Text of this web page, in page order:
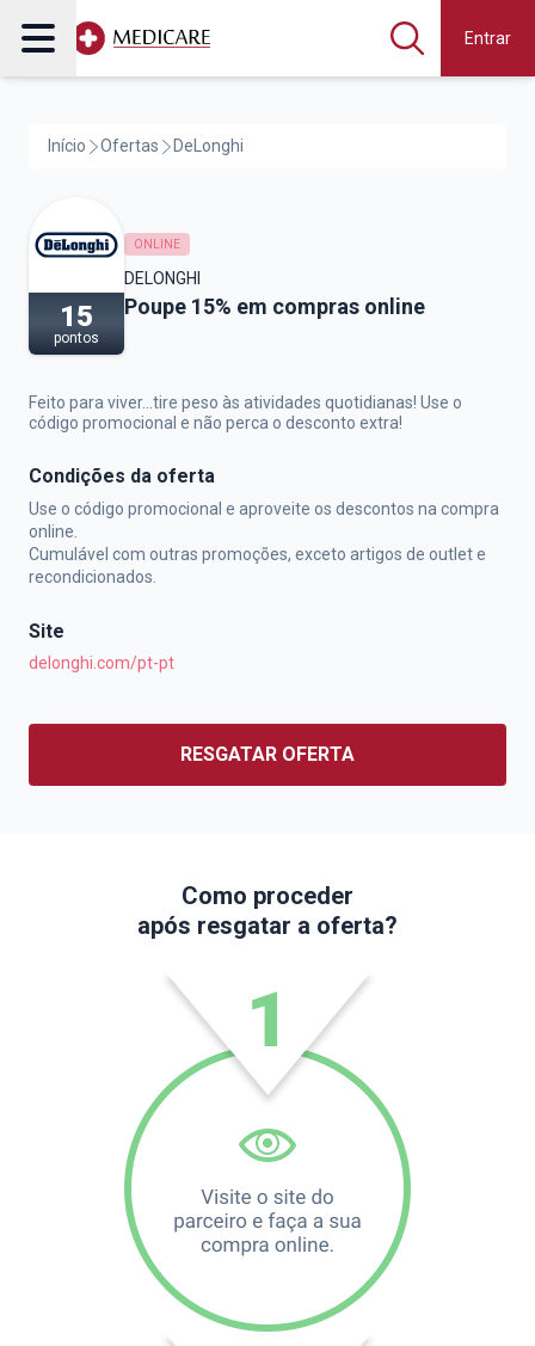
Entrar
Início Ofertas DeLonghi
15
pontos
ONLINE
DELONGHI
DeLonghi,
Poupe 15% em compras online
Feito para viver...tire peso às atividades quotidianas! Use o
código promocional e não perca o desconto extra!
Condições da oferta
Use o código promocional e aproveite os descontos na compra
online.
Cumulável com outras promoções, exceto artigos de outlet e
recondicionados.
Site
delonghi.com/pt-pt
RESGATAR OFERTA
Como proceder
após resgatar a oferta?